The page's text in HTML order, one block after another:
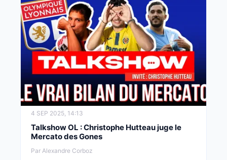
4 SEP 2025, 14:13
Talkshow OL : Christophe Hutteau juge le
Mercato des Gones
Par Alexandre Corboz